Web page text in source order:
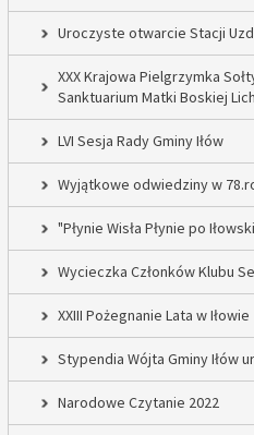
Uroczyste otwarcie Stacji
XXX Krajowa Pielgrzymka
Sanktuarium Matki Boskiej
LVI Sesja Rady Gminy Iłów
Wyjątkowe odwiedziny w
"Płynie Wisła Płynie po
Wycieczka Członków Klubu
XXIII Pożegnanie Lata w Iłowie
Stypendia Wójta Gminy Iłów
Narodowe Czytanie 2022